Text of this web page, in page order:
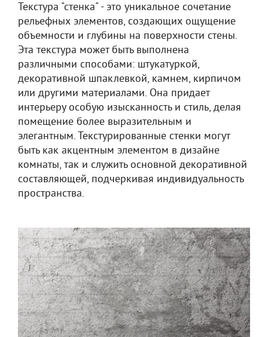
Текстура "стенка" - это уникальное сочетание
рельефных элементов, создающих ощущение
объемности и глубины на поверхности стены.
Эта текстура может быть выполнена
различными способами: штукатуркой,
декоративной шпаклевкой, камнем, кирпичом
или другими материалами. Она придает
интерьеру особую изысканность и стиль, делая
помещение более выразительным и
элегантным. Текстурированные стенки могут
быть как акцентным элементом в дизайне
комнаты, так и служить основной декоративной
составляющей, подчеркивая индивидуальность
пространства.